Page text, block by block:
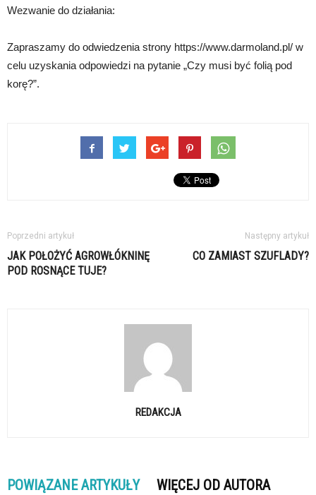
Wezwanie do działania:
Zapraszamy do odwiedzenia strony https://www.darmoland.pl/ w
celu uzyskania odpowiedzi na pytanie „Czy musi być folią pod
korę?”.
Poprzedni artykuł
JAK POŁOŻYĆ AGROWŁÓKNINĘ
POD ROSNĄCE TUJE?
Następny artykuł
CO ZAMIAST SZUFLADY?
REDAKCJA
POWIĄZANE ARTYKUŁY WIĘCEJ OD AUTORA